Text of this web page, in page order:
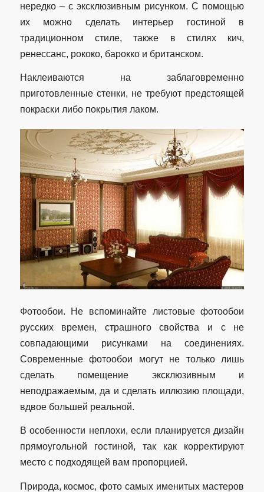
нередко – с эксклюзивным рисунком. С помощью
их можно сделать интерьер гостиной в
традиционном стиле, также в стилях кич,
ренессанс, рококо, барокко и британском.
Наклеиваются на заблаговременно
приготовленные стенки, не требуют предстоящей
покраски либо покрытия лаком.
Фотообои. Не вспоминайте листовые фотообои
русских времен, страшного свойства и с не
совпадающими рисунками на соединениях.
Современные фотообои могут не только лишь
сделать помещение эксклюзивным и
неподражаемым, да и сделать иллюзию площади,
вдвое большей реальной.
В особенности неплохи, если планируется дизайн
прямоугольной гостиной, так как корректируют
место с подходящей вам пропорцией.
Природа, космос, фото самых именитых мастеров